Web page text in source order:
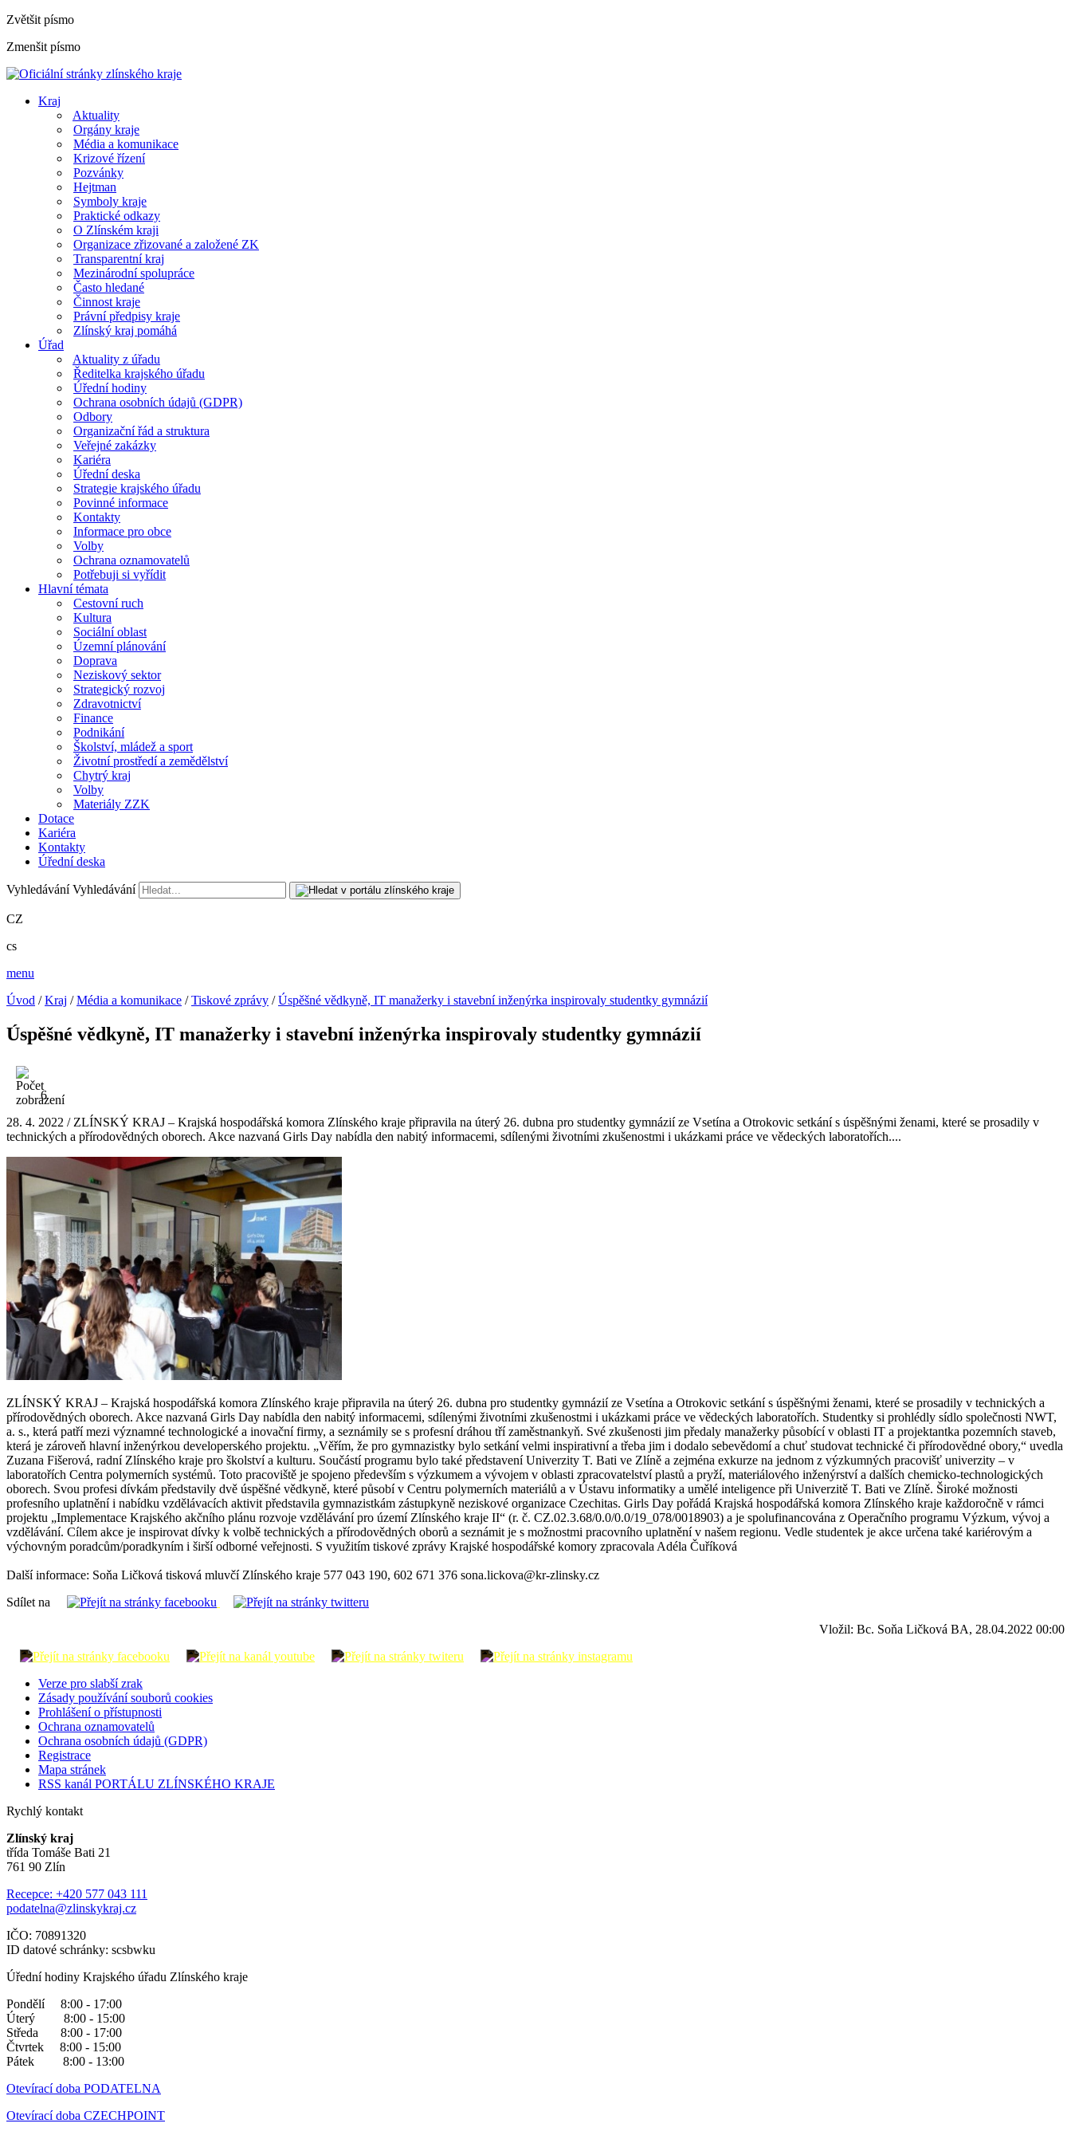
Zvětšit písmo
Zmenšit písmo
Kraj
Aktuality
Orgány kraje
Média a komunikace
Krizové řízení
Pozvánky
Hejtman
Symboly kraje
Praktické odkazy
O Zlínském kraji
Organizace zřizované a založené ZK
Transparentní kraj
Mezinárodní spolupráce
Často hledané
Činnost kraje
Právní předpisy kraje
Zlínský kraj pomáhá
Úřad
Aktuality z úřadu
Ředitelka krajského úřadu
Úřední hodiny
Ochrana osobních údajů (GDPR)
Odbory
Organizační řád a struktura
Veřejné zakázky
Kariéra
Úřední deska
Strategie krajského úřadu
Povinné informace
Kontakty
Informace pro obce
Volby
Ochrana oznamovatelů
Potřebuji si vyřídit
Hlavní témata
Cestovní ruch
Kultura
Sociální oblast
Územní plánování
Doprava
Neziskový sektor
Strategický rozvoj
Zdravotnictví
Finance
Podnikání
Školství, mládež a sport
Životní prostředí a zemědělství
Chytrý kraj
Volby
Materiály ZZK
Dotace
Kariéra
Kontakty
Úřední deska
Vyhledávání Vyhledávání
CZ
cs
menu
Úvod /Kraj /Média a komunikace /Tiskové zprávy /Úspěšné vědkyně, IT manažerky i stavební inženýrka inspirovaly studentky gymnázií
Úspěšné vědkyně, IT manažerky i stavební inženýrka inspirovaly studentky gymnázií
6
28. 4. 2022 / ZLÍNSKÝ KRAJ – Krajská hospodářská komora Zlínského kraje připravila na úterý 26. dubna pro studentky gymnázií ze Vsetína a Otrokovic setkání s úspěšnými ženami, které se prosadily v
technických a přírodovědných oborech. Akce nazvaná Girls Day nabídla den nabitý informacemi, sdílenými životními zkušenostmi i ukázkami práce ve vědeckých laboratořích....
ZLÍNSKÝ KRAJ – Krajská hospodářská komora Zlínského kraje připravila na úterý 26. dubna pro studentky gymnázií ze Vsetína a Otrokovic setkání s úspěšnými ženami, které se prosadily v technických a
přírodovědných oborech. Akce nazvaná Girls Day nabídla den nabitý informacemi, sdílenými životními zkušenostmi i ukázkami práce ve vědeckých laboratořích. Studentky si prohlédly sídlo společnosti NWT,
a. s., která patří mezi významné technologické a inovační firmy, a seznámily se s profesní dráhou tří zaměstnankyň. Své zkušenosti jim předaly manažerky působící v oblasti IT a projektantka pozemních staveb,
která je zároveň hlavní inženýrkou developerského projektu. „Věřím, že pro gymnazistky bylo setkání velmi inspirativní a třeba jim i dodalo sebevědomí a chuť studovat technické či přírodovědné obory,“ uvedla
Zuzana Fišerová, radní Zlínského kraje pro školství a kulturu. Součástí programu bylo také představení Univerzity T. Bati ve Zlíně a zejména exkurze na jednom z výzkumných pracovišť univerzity – v
laboratořích Centra polymerních systémů. Toto pracoviště je spojeno především s výzkumem a vývojem v oblasti zpracovatelství plastů a pryží, materiálového inženýrství a dalších chemicko-technologických
oborech. Svou profesi dívkám představily dvě úspěšné vědkyně, které působí v Centru polymerních materiálů a v Ústavu informatiky a umělé inteligence při Univerzitě T. Bati ve Zlíně. Široké možnosti
profesního uplatnění i nabídku vzdělávacích aktivit představila gymnazistkám zástupkyně neziskové organizace Czechitas. Girls Day pořádá Krajská hospodářská komora Zlínského kraje každoročně v rámci
projektu „Implementace Krajského akčního plánu rozvoje vzdělávání pro území Zlínského kraje II“ (r. č. CZ.02.3.68/0.0/0.0/19_078/0018903) a je spolufinancována z Operačního programu Výzkum, vývoj a
vzdělávání. Cílem akce je inspirovat dívky k volbě technických a přírodovědných oborů a seznámit je s možnostmi pracovního uplatnění v našem regionu. Vedle studentek je akce určena také kariérovým a
výchovným poradcům/poradkyním i širší odborné veřejnosti. S využitím tiskové zprávy Krajské hospodářské komory zpracovala Adéla Čuříková
Další informace: Soňa Ličková tisková mluvčí Zlínského kraje 577 043 190, 602 671 376 sona.lickova@kr-zlinsky.cz
Sdílet na
Vložil: Bc. Soňa Ličková BA, 28.04.2022 00:00
Verze pro slabší zrak
Zásady používání souborů cookies
Prohlášení o přístupnosti
Ochrana oznamovatelů
Ochrana osobních údajů (GDPR)
Registrace
Mapa stránek
RSS kanál PORTÁLU ZLÍNSKÉHO KRAJE
Rychlý kontakt
Zlínský kraj
třída Tomáše Bati 21
761 90 Zlín
Recepce: +420 577 043 111
podatelna@zlinskykraj.cz
IČO: 70891320
ID datové schránky: scsbwku
Úřední hodiny Krajského úřadu Zlínského kraje
Pondělí 8:00 - 17:00
Úterý 8:00 - 15:00
Středa 8:00 - 17:00
Čtvrtek 8:00 - 15:00
Pátek 8:00 - 13:00
Otevírací doba PODATELNA
Otevírací doba CZECHPOINT